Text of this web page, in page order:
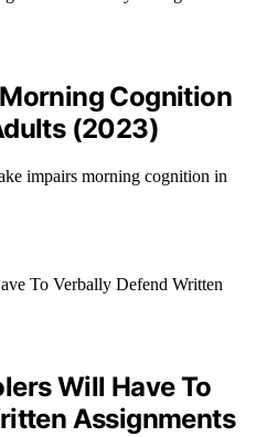
Cognition
(2023)
impairs morning cognition in
Will Have To
Assignments